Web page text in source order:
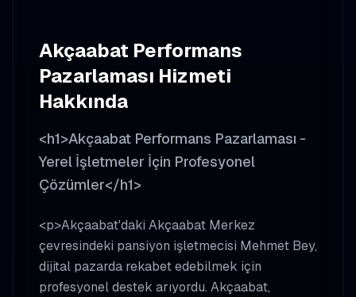
Akçaabat Performans
Pazarlaması Hizmeti
Hakkında
<h1>Akçaabat Performans Pazarlaması -
Yerel İşletmeler İçin Profesyonel
Çözümler</h1>
<p>Akçaabat'daki Akçaabat Merkez
çevresindeki pansiyon işletmecisi Mehmet Bey,
dijital pazarda rekabet edebilmek için
profesyonel destek arıyordu. Akçaabat,